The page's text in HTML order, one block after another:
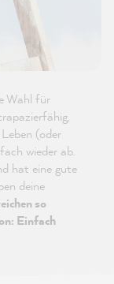
Wahl für
(oder
wieder ab.
hat eine gute
deine
so
Einfach